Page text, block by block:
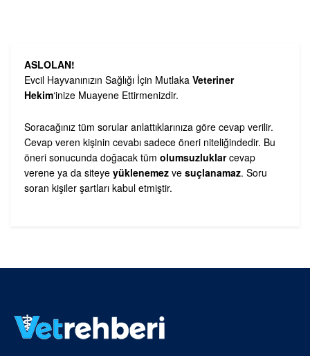
ASLOLAN!
Evcil Hayvanınızın Sağlığı İçin Mutlaka Veteriner
Hekim‘inize Muayene Ettirmenizdir.
Soracağınız tüm sorular anlattıklarınıza göre cevap verilir.
Cevap veren kişinin cevabı sadece öneri niteliğindedir. Bu
öneri sonucunda doğacak tüm olumsuzluklarcevap
verene ya da siteye yüklenemez ve suçlanamaz. Soru
soran kişiler şartları kabul etmiştir.